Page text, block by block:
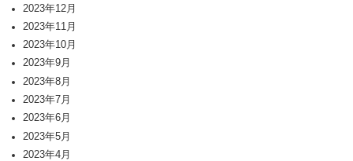
2023年12月
2023年11月
2023年10月
2023年9月
2023年8月
2023年7月
2023年6月
2023年5月
2023年4月